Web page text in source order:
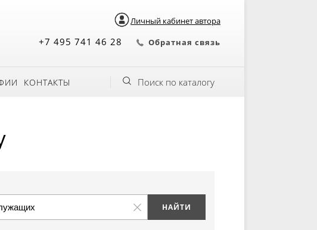
Личный кабинет автора
+7 495 741 46 28 Обратная связь
КОНТАКТЫ Поиск по каталогу